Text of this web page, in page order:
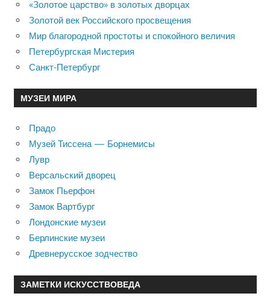
«Золотое царство» в золотых дворцах
Золотой век Российского просвещения
Мир благородной простоты и спокойного величия
Петербургская Мистерия
Санкт-Петербург
МУЗЕИ МИРА
Прадо
Музей Тиссена — Борнемисы
Лувр
Версальский дворец
Замок Пьерфон
Замок Вартбург
Лондонские музеи
Берлинские музеи
Древнерусское зодчество
ЗАМЕТКИ ИСКУССТВОВЕДА